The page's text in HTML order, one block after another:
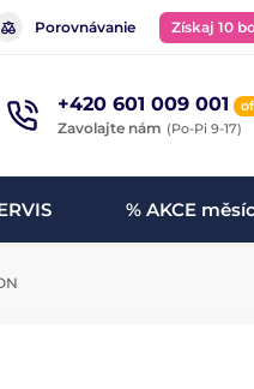
Porovnávanie Získaj 10
+420 601 009 001
Zavolajte nám (Po-Pi 9-17)
% AKCE